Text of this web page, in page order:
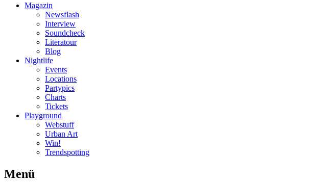
Magazin
Newsflash
Interview
Soundcheck
Literatour
Blog
Nightlife
Events
Locations
Partypics
Charts
Tickets
Playground
Webstuff
Urban Art
Win!
Trendspotting
Menü